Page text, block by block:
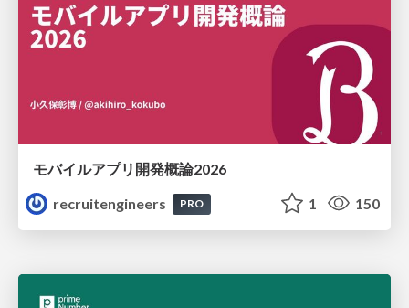
モバイルアプリ開発概論2026
recruitengineers
PRO 1 150